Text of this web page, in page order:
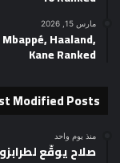
مارس 15, 2026
Haaland,
Kane Ranked
Modified Posts
منذ يوم واحد
صلاح يوقّع